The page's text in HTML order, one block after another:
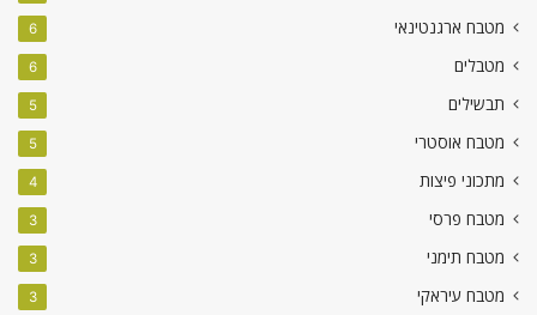
מטבח ארגנטינאי 6
מטבלים 6
תבשילים 5
מטבח אוסטרי 5
מתכוני פיצות 4
מטבח פרסי 3
מטבח תימני 3
מטבח עיראקי 3